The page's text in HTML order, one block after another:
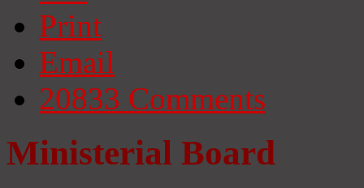
Print
Email
20833 Comments
Ministerial Board